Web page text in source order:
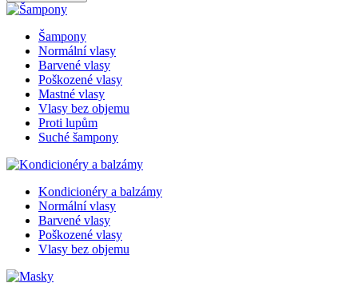
Šampony
Normální vlasy
Barvené vlasy
Poškozené vlasy
Mastné vlasy
Vlasy bez objemu
Proti lupům
Suché šampony
Kondicionéry a balzámy
Normální vlasy
Barvené vlasy
Poškozené vlasy
Vlasy bez objemu